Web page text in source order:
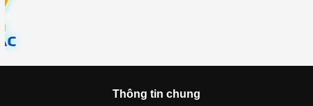
Thông tin chung